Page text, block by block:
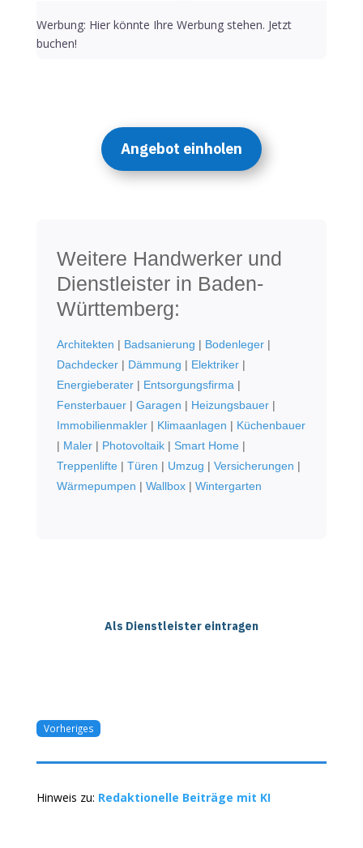
Werbung: Hier könnte Ihre Werbung stehen. Jetzt
buchen!
Angebot einholen
Weitere Handwerker und
Dienstleister in Baden-
Württemberg:
Architekten | Badsanierung | Bodenleger|
Dachdecker| Dämmung | Elektriker|
Energieberater| Entsorgungsfirma |
Fensterbauer| Garagen | Heizungsbauer|
Immobilienmakler| Klimaanlagen | Küchenbauer
| Maler| Photovoltaik| Smart Home|
Treppenlifte| Türen | Umzug | Versicherungen |
Wärmepumpen | Wallbox| Wintergarten
Als Dienstleister eintragen
Vorheriges
Hinweis zu: Redaktionelle Beiträge mit KI